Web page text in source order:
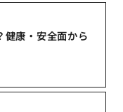
健康・安全面から